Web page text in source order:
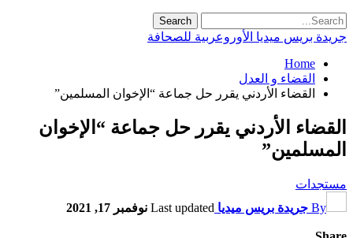
جريدة بريس ميديا الأوروعربية للصحافة
Home
القضاء و العدل
القضاء الأردني يقرر حل جماعة “الإخوان المسلمين”
القضاء الأردني يقرر حل جماعة “الإخوان
المسلمين”
مستجدات
By جريدة بريس ميديا Last updated نوفمبر 17, 2021